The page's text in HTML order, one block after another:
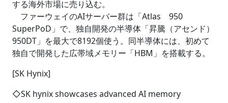
する海外市場に売り込む。
ファーウェイのAIサーバー群は「Atlas 950
SuperPoD」で、独自開発の半導体「昇騰（アセンド）
950DT」を最大で8192個使う。同半導体には、初めて
独自で開発した広帯域メモリー「HBM」を搭載する。
[SK Hynix]
◇SK hynix showcases advanced AI memory